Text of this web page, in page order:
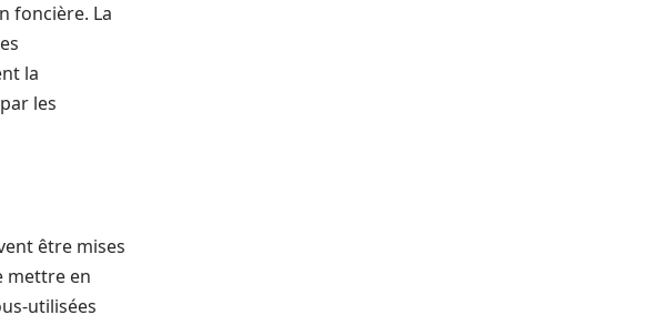
foncière. La
la
les
être mises
mettre en
utilisées